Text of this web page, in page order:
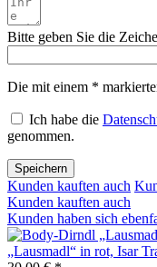
Bitte geben Sie die
Die mit einem *
Ich habe die
genommen.
Speichern
Kunden kauften auch
Kunden kauften auch
Kunden haben sich
„Lausmadl“ in rot, Isar